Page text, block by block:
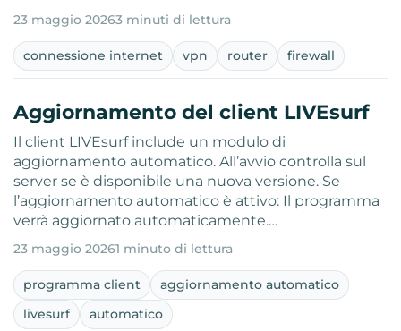
23 maggio 20263 minuti di lettura
connessione internet vpn router firewall
Aggiornamento del client LIVEsurf
Il client LIVEsurf include un modulo di
aggiornamento automatico. All’avvio controlla sul
server se è disponibile una nuova versione. Se
l’aggiornamento automatico è attivo: Il programma
verrà aggiornato automaticamente.…
23 maggio 20261 minuto di lettura
programma client
aggiornamento automatico
livesurf
automatico